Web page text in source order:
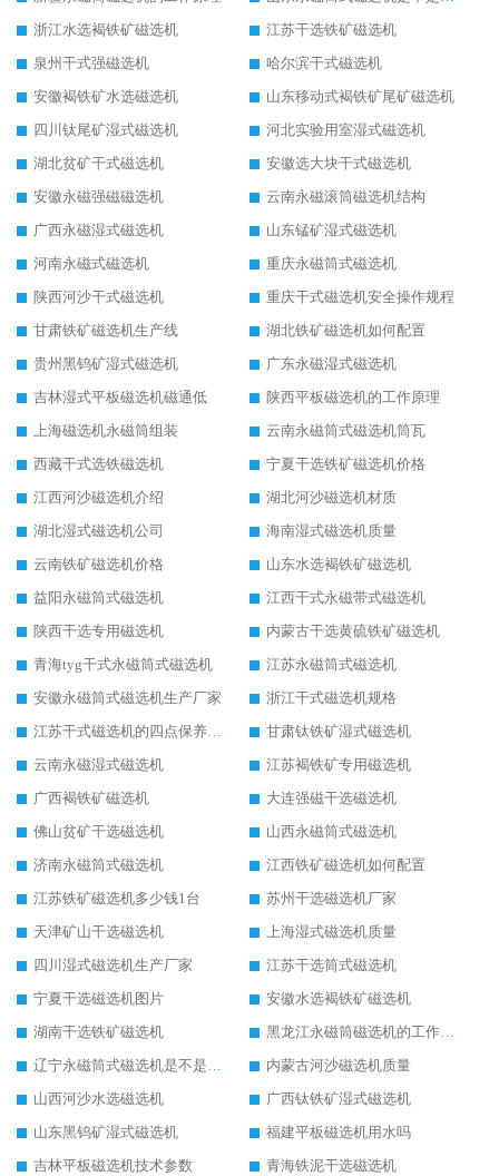
浙江水选褐铁矿磁选机
江苏干选铁矿磁选机
泉州干式强磁选机
哈尔滨干式磁选机
安徽褐铁矿水选磁选机
山东移动式褐铁矿尾矿磁选机
四川钛尾矿湿式磁选机
河北实验用室湿式磁选机
湖北贫矿干式磁选机
安徽选大块干式磁选机
安徽永磁强磁磁选机
云南永磁滚筒磁选机结构
广西永磁湿式磁选机
山东锰矿湿式磁选机
河南永磁式磁选机
重庆永磁筒式磁选机
陕西河沙干式磁选机
重庆干式磁选机安全操作规程
甘肃铁矿磁选机生产线
湖北铁矿磁选机如何配置
贵州黑钨矿湿式磁选机
广东永磁湿式磁选机
吉林湿式平板磁选机磁通低
陕西平板磁选机的工作原理
上海磁选机永磁筒组装
云南永磁筒式磁选机筒瓦
西藏干式选铁磁选机
宁夏干选铁矿磁选机价格
江西河沙磁选机介绍
湖北河沙磁选机材质
湖北湿式磁选机公司
海南湿式磁选机质量
云南铁矿磁选机价格
山东水选褐铁矿磁选机
益阳永磁筒式磁选机
江西干式永磁带式磁选机
陕西干选专用磁选机
内蒙古干选黄硫铁矿磁选机
青海tyg干式永磁筒式磁选机
江苏永磁筒式磁选机
安徽永磁筒式磁选机生产厂家
浙江干式磁选机规格
江苏干式磁选机的四点保养秘籍
甘肃钛铁矿湿式磁选机
云南永磁湿式磁选机
江苏褐铁矿专用磁选机
广西褐铁矿磁选机
大连强磁干选磁选机
佛山贫矿干选磁选机
山西永磁筒式磁选机
济南永磁筒式磁选机
江西铁矿磁选机如何配置
江苏铁矿磁选机多少钱1台
苏州干选磁选机厂家
天津矿山干选磁选机
上海湿式磁选机质量
四川湿式磁选机生产厂家
江苏干选筒式磁选机
宁夏干选磁选机图片
安徽水选褐铁矿磁选机
湖南干选铁矿磁选机
黑龙江永磁筒磁选机的工作原理
辽宁永磁筒式磁选机是不是强磁
内蒙古河沙磁选机质量
山西河沙水选磁选机
广西钛铁矿湿式磁选机
山东黑钨矿湿式磁选机
福建平板磁选机用水吗
吉林平板磁选机技术参数
青海铁泥干选磁选机